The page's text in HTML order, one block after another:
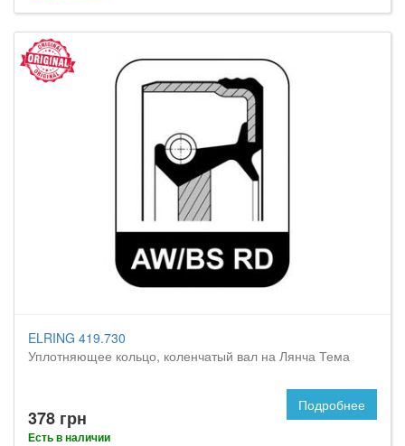
ELRING 419.730
Уплотняющее кольцо, коленчатый вал на Лянча Тема
378 грн
Есть в наличии
Подробнее